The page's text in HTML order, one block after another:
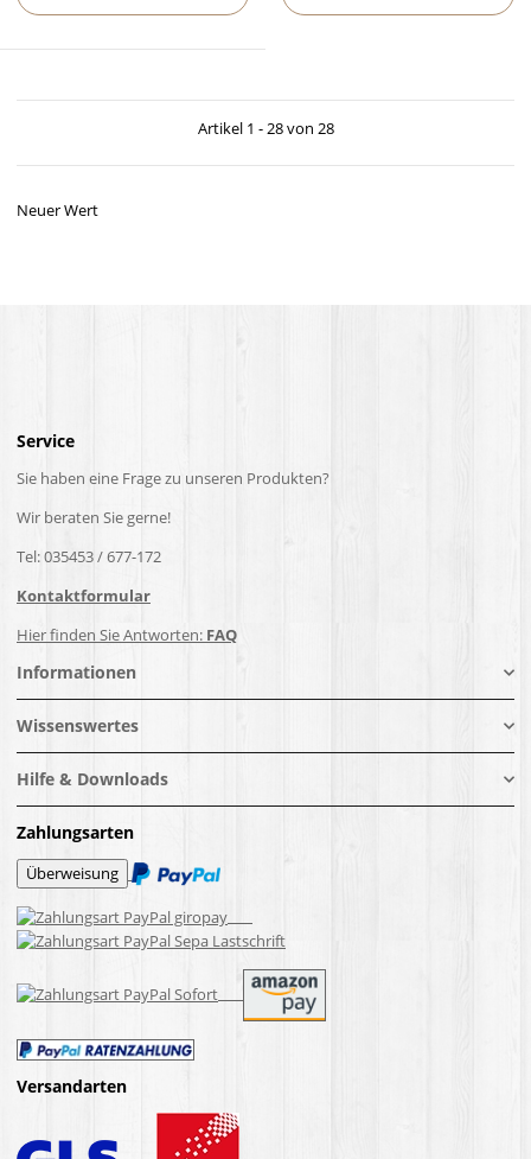
Artikel 1 - 28 von 28
Neuer Wert
Service
Sie haben eine Frage zu unseren Produkten?
Wir beraten Sie gerne!
Tel: 035453 / 677-172
Kontaktformular
Hier finden Sie Antworten: FAQ
Informationen
Wissenswertes
Hilfe & Downloads
Zahlungsarten
Versandarten